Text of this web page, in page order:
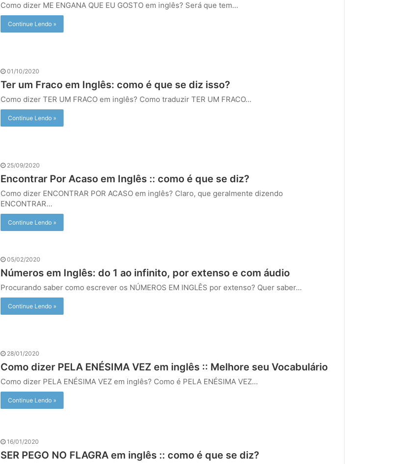
Como dizer ME ENGANA QUE EU GOSTO em inglês? Será que tem…
Continue Lendo »
01/10/2020
Ter um Fraco em Inglês: como é que se diz isso?
Como dizer TER UM FRACO em inglês? Como traduzir TER UM FRACO…
Continue Lendo »
25/09/2020
Encontrar Por Acaso em Inglês :: como é que se diz?
Como dizer ENCONTRAR POR ACASO em inglês? Claro, que geralmente dizendo
ENCONTRAR…
Continue Lendo »
05/02/2020
Números em Inglês: do 1 ao infinito, por extenso e com áudio
Procurando saber como escrever os NÚMEROS EM INGLÊS por extenso? Quer saber…
Continue Lendo »
28/01/2020
Como dizer PELA ENÉSIMA VEZ em inglês :: Melhore seu Vocabulário
Como dizer PELA ENÉSIMA VEZ em inglês? Como é PELA ENÉSIMA VEZ…
Continue Lendo »
16/01/2020
SER PEGO NO FLAGRA em inglês :: como é que se diz?